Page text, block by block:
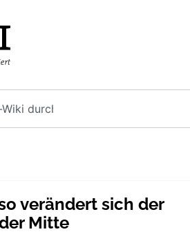
verändert sich der
Mitte